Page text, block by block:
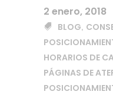
2 enero, 2018
BLOG,
HORARIOS DE
PÁGINAS DE